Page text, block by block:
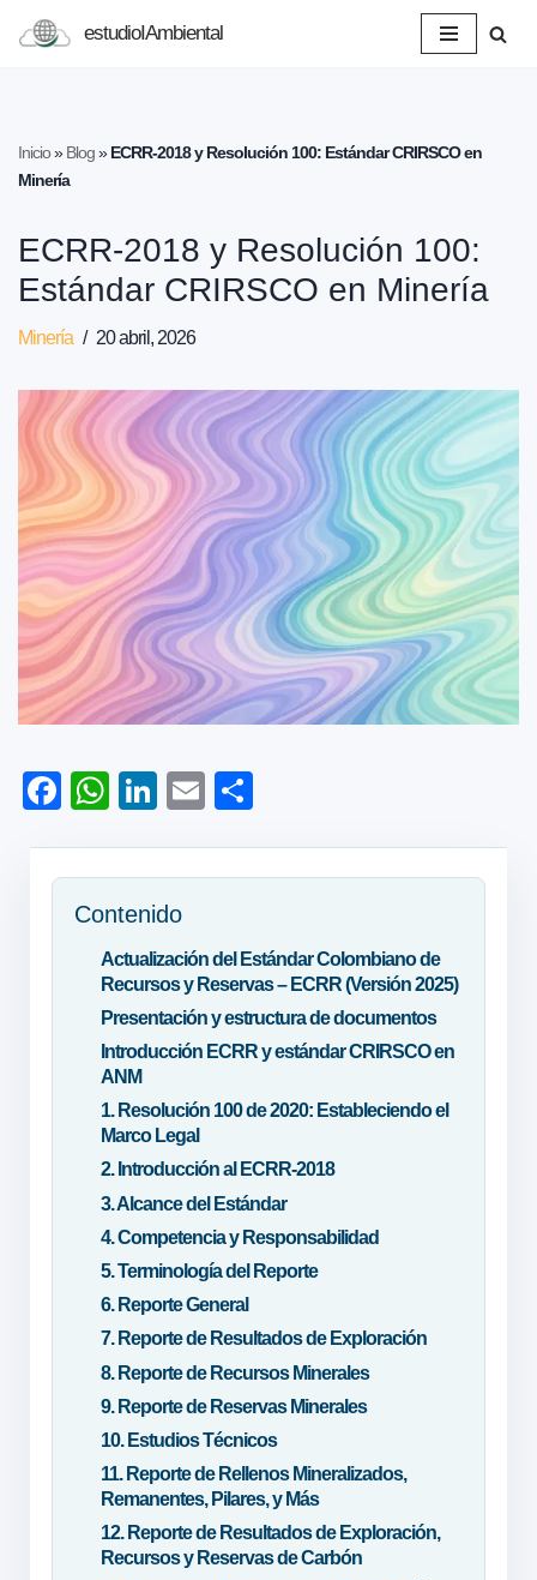
contenido
estudioIAmbiental
Inicio»Blog»ECRR-2018 y Resolución 100: Estándar CRIRSCO en
Minería
ECRR-2018 y Resolución 100:
Estándar CRIRSCO en Minería
Minería 20 abril, 2026
F
e
b
W
at
s
A
p
p
Li
e
dI
n
E
ail m
ar
tir
Contenido
Actualización del Estándar Colombiano de
Recursos y Reservas – ECRR (Versión 2025)
Presentación y estructura de documentos
Introducción ECRR y estándar CRIRSCO en
ANM
1. Resolución 100 de 2020: Estableciendo el
Marco Legal
2. Introducción al ECRR-2018
3. Alcance del Estándar
4. Competencia y Responsabilidad
5. Terminología del Reporte
6. Reporte General
7. Reporte de Resultados de Exploración
8. Reporte de Recursos Minerales
9. Reporte de Reservas Minerales
10. Estudios Técnicos
11. Reporte de Rellenos Mineralizados,
Remanentes, Pilares, y Más
12. Reporte de Resultados de Exploración,
Recursos y Reservas de Carbón